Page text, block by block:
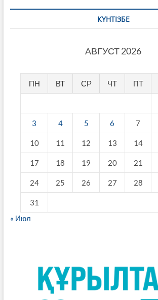
КҮНТІЗБЕ
АВГУСТ 2026
ПН ВТ СР ЧТ ПТ
3 4 5 6 7
10 11 12 13 14
17 18 19 20 21
24 25 26 27 28
31
« Июл